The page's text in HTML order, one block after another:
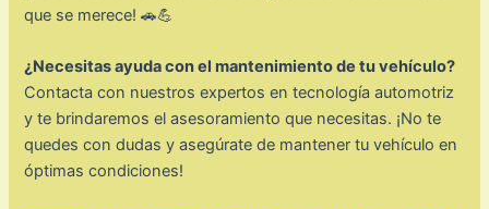
que se merece! 🚗💪
¿Necesitas ayuda con el mantenimiento de tu vehículo?
Contacta con nuestros expertos en tecnología automotriz
y te brindaremos el asesoramiento que necesitas. ¡No te
quedes con dudas y asegúrate de mantener tu vehículo en
óptimas condiciones!